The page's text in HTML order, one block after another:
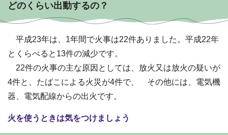
どのくらい出動するの？
平成23年は、1年間で火事は22件ありました。平成22年
とくらべると13件の減少です。
22件の火事の主な原因としては、放火又は放火の疑いが
4件と、たばこによる火災が4件で、 その他には、電気機
器、電気配線からの出火です。
火を使うときは気をつけましょう